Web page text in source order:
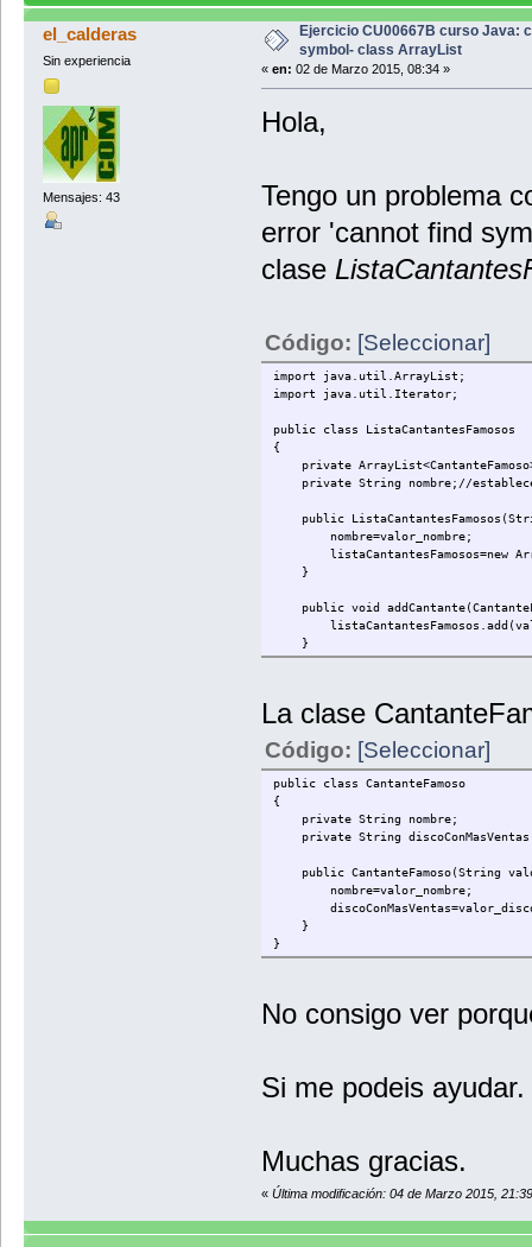
(Leído 5504 veces)
el_calderas
Sin experiencia
Mensajes: 43
Ejercicio CU00667B curso Java:
symbol- class ArrayList
« en: 02 de Marzo 2015, 08:34 »
Hola,
Tengo un problema
error 'cannot find
clase
Código: [Seleccionar]
import java.util.ArrayList;
import java.util.Iterator;
public class ListaCantantesFamosos
{
private
private String nombre;//
public
nombre=valor_nombre;
listaCantantesFamosos=new
}
public void
}
}
La clase
Código: [Seleccionar]
public class CantanteFamoso
{
private String nombre;
private String
public CantanteFamoso(String
nombre=valor_nombre;
}
}
No consigo ver
Si me podeis ayudar.
Muchas gracias.
« Última modificación: 04 de Marzo 2015,